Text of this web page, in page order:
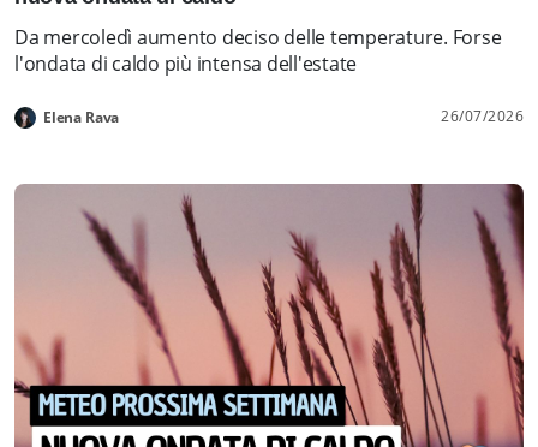
Da mercoledì aumento deciso delle temperature. Forse
l'ondata di caldo più intensa dell'estate
Elena Rava 26/07/2026